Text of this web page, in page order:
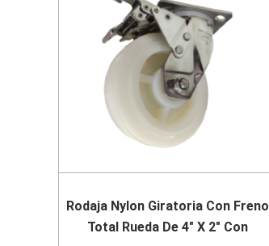
Rodaja Nylon Giratoria Con Freno
Total Rueda De 4″ X 2″ Con